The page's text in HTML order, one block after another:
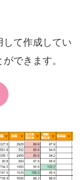
して作成してい
できます。